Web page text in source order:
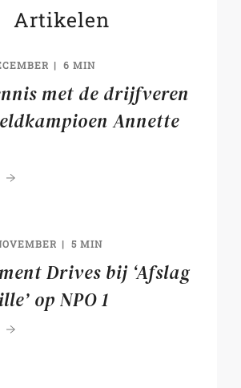
Artikelen
6 MIN
met de drijfveren
Annette
5 MIN
Drives bij ‘Afslag
op NPO 1